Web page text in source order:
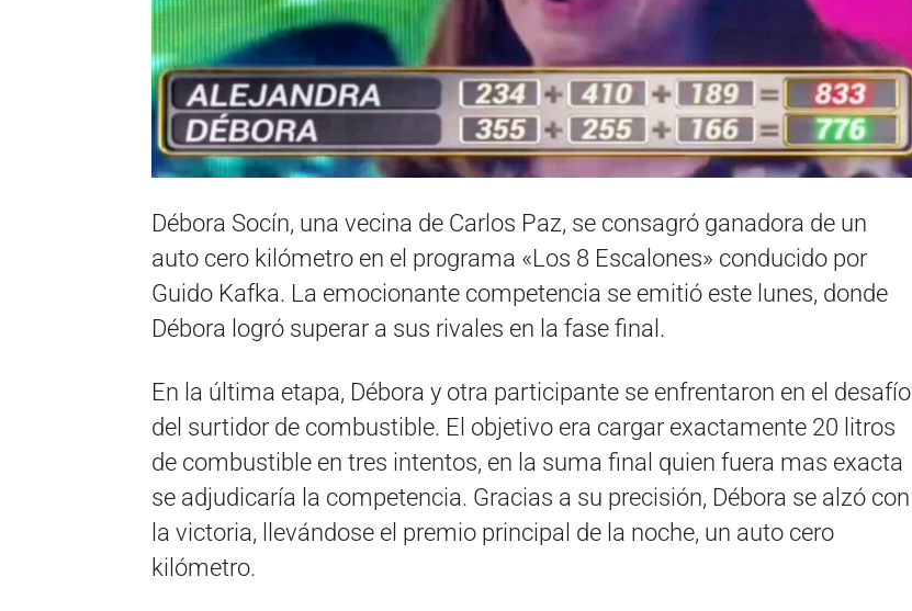
Débora Socín, una vecina de Carlos Paz, se consagró ganadora de un
auto cero kilómetro en el programa «Los 8 Escalones» conducido por
Guido Kafka. La emocionante competencia se emitió este lunes, donde
Débora logró superar a sus rivales en la fase final.
En la última etapa, Débora y otra participante se enfrentaron en el desafío
del surtidor de combustible. El objetivo era cargar exactamente 20 litros
de combustible en tres intentos, en la suma final quien fuera mas exacta
se adjudicaría la competencia. Gracias a su precisión, Débora se alzó con
la victoria, llevándose el premio principal de la noche, un auto cero
kilómetro.